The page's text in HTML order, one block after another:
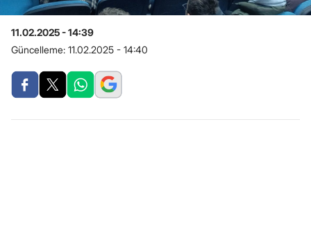
11.02.2025 - 14:39
Güncelleme: 11.02.2025 - 14:40